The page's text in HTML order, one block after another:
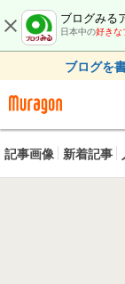
ブログみる
日本中の好きな
ブログを
記事画像 新着記事